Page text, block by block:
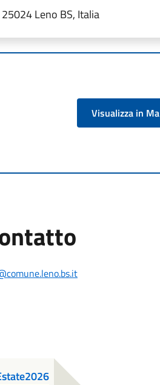
Leno BS, Italia
Visualizza in